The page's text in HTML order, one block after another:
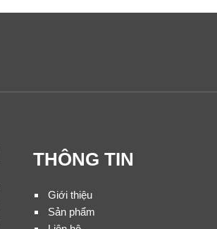
THÔNG TIN
Giới thiệu
Sản phẩm